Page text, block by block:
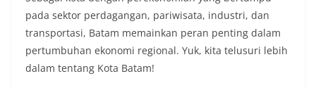
pada sektor perdagangan, pariwisata, industri, dan
transportasi, Batam memainkan peran penting dalam
pertumbuhan ekonomi regional. Yuk, kita telusuri lebih
dalam tentang Kota Batam!